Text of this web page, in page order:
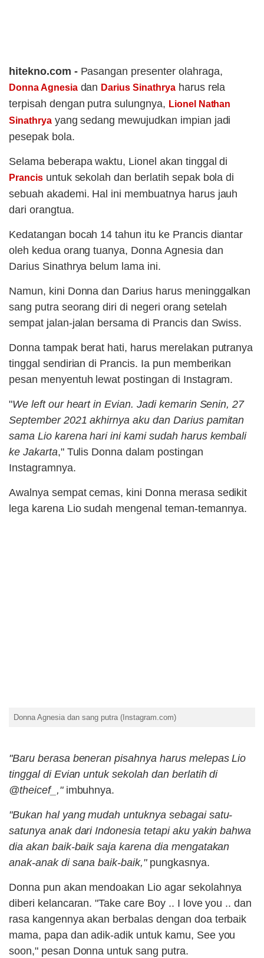
hitekno.com - Pasangan presenter olahraga,
Donna Agnesiadan Darius Sinathryaharus rela
terpisah dengan putra sulungnya, Lionel Nathan
Sinathryayang sedang mewujudkan impian jadi
pesepak bola.
Selama beberapa waktu, Lionel akan tinggal di
Prancisuntuk sekolah dan berlatih sepak bola di
sebuah akademi. Hal ini membuatnya harus jauh
dari orangtua.
Kedatangan bocah 14 tahun itu ke Prancis diantar
oleh kedua orang tuanya, Donna Agnesia dan
Darius Sinathrya belum lama ini.
Namun, kini Donna dan Darius harus meninggalkan
sang putra seorang diri di negeri orang setelah
sempat jalan-jalan bersama di Prancis dan Swiss.
Donna tampak berat hati, harus merelakan putranya
tinggal sendirian di Prancis. Ia pun memberikan
pesan menyentuh lewat postingan di Instagram.
"We left our heart in Evian. Jadi kemarin Senin, 27
September 2021 akhirnya aku dan Darius pamitan
sama Lio karena hari ini kami sudah harus kembali
ke Jakarta," Tulis Donna dalam postingan
Instagramnya.
Awalnya sempat cemas, kini Donna merasa sedikit
lega karena Lio sudah mengenal teman-temannya.
Donna Agnesia dan sang putra (Instagram.com)
"Baru berasa beneran pisahnya harus melepas Lio
tinggal di Evian untuk sekolah dan berlatih di
@theicef_,"imbuhnya.
"Bukan hal yang mudah untuknya sebagai satu-
satunya anak dari Indonesia tetapi aku yakin bahwa
dia akan baik-baik saja karena dia mengatakan
anak-anak di sana baik-baik,"pungkasnya.
Donna pun akan mendoakan Lio agar sekolahnya
diberi kelancaran. "Take care Boy .. I love you .. dan
rasa kangennya akan berbalas dengan doa terbaik
mama, papa dan adik-adik untuk kamu, See you
soon," pesan Donna untuk sang putra.